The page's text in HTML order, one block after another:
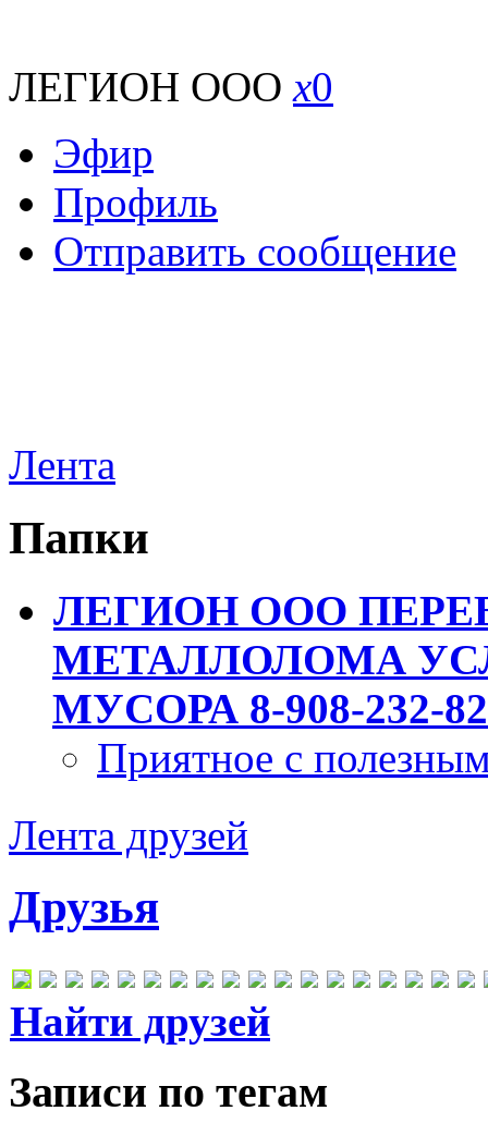
ЛЕГИОН ОООx0
Эфир
Профиль
Отправить сообщение
Лента
Папки
ЛЕГИОН ООО
МЕТАЛЛОЛОМА
МУСОРА 8-908-232-
Приятное с
Лента друзей
Друзья
Найти друзей
Записи по тегам